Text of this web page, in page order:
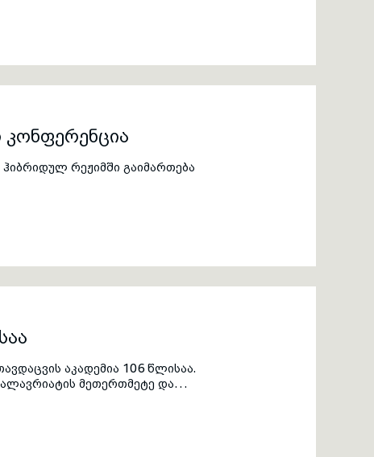
რეჟიმში გაიმართება
აკადემია 106 წლისაა.
მეთერთმეტე და